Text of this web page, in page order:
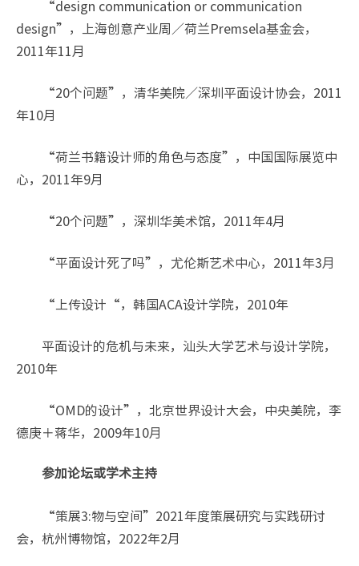
“design communication or communication
design”，上海创意产业周／荷兰Premsela基金会，
2011年11月
“20个问题”，清华美院／深圳平面设计协会，2011
年10月
“荷兰书籍设计师的角色与态度”，中国国际展览中
心，2011年9月
“20个问题”，深圳华美术馆，2011年4月
“平面设计死了吗”，尤伦斯艺术中心，2011年3月
“上传设计“，韩国ACA设计学院，2010年
平面设计的危机与未来，汕头大学艺术与设计学院，
2010年
“OMD的设计”，北京世界设计大会，中央美院，李
德庚＋蒋华，2009年10月
参加论坛或学术主持
“策展3:物与空间”2021年度策展研究与实践研讨
会，杭州博物馆，2022年2月